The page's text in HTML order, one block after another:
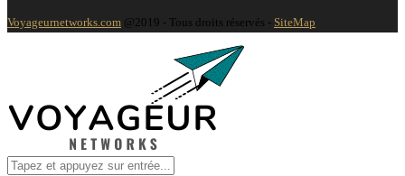
Voyageurnetworks.com @2019 - Tous droits réservés - SiteMap